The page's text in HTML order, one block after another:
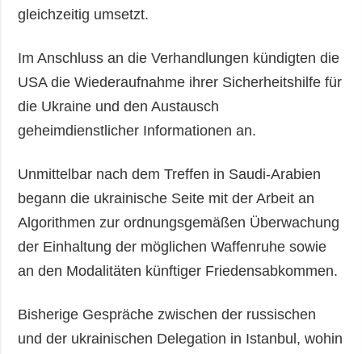
gleichzeitig umsetzt.
Im Anschluss an die Verhandlungen kündigten die
USA die Wiederaufnahme ihrer Sicherheitshilfe für
die Ukraine und den Austausch
geheimdienstlicher Informationen an.
Unmittelbar nach dem Treffen in Saudi-Arabien
begann die ukrainische Seite mit der Arbeit an
Algorithmen zur ordnungsgemäßen Überwachung
der Einhaltung der möglichen Waffenruhe sowie
an den Modalitäten künftiger Friedensabkommen.
Bisherige Gespräche zwischen der russischen
und der ukrainischen Delegation in Istanbul, wohin